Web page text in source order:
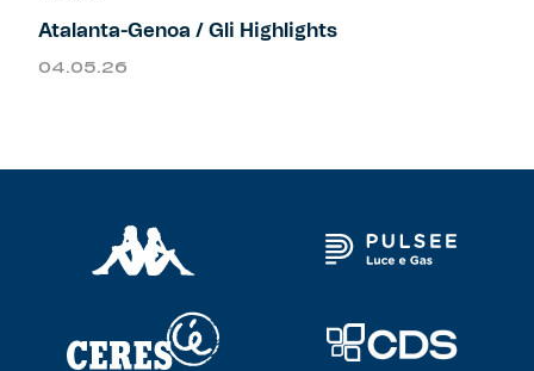
Atalanta-Genoa / Gli Highlights
04.05.26